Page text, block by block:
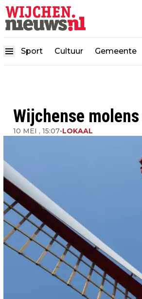
Sport Cultuur Gemeente
Wijchense
10 MEI , 15:07•LOKAAL